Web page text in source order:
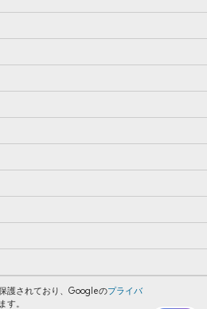
護されており、Googleのプライバ
す。